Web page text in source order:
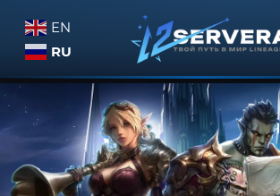
EN
RU